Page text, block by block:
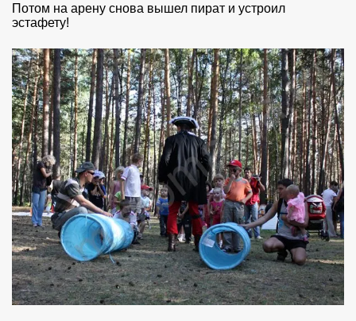
Потом на арену снова вышел пират и устроил
эстафету!